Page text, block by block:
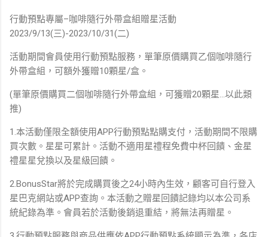
行動預點專屬–咖啡隨行外帶盒組贈星活動
2023/9/13(三)-2023/10/31(二)
活動期間會員使用行動預點服務，單筆原價購買乙個咖啡隨行
外帶盒組，可額外獲贈10顆星/盒。
(單筆原價購買二個咖啡隨行外帶盒組，可獲贈20顆星...以此類
推)
1.本活動僅限全額使用APP行動預點點購支付，活動期間不限購
買次數。星星可累計。活動不適用星禮程免費中杯回饋、金星
禮星星兌換以及星級回饋。
2.BonusStar將於完成購買後之24小時內生效，顧客可自行登入
星巴克網站或APP查詢。本活動之贈星回饋記錄均以本公司系
統紀錄為準。會員若於活動後銷退重結，將無法再贈星。